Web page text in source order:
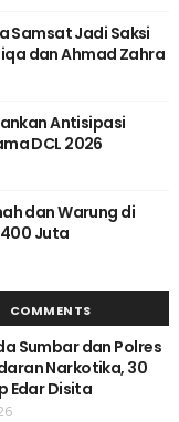
Samsat Jadi Saksi
dan Ahmad Zahra
Antisipasi
DCL 2026
dan Warung di
Juta
COMMENTS
Sumbar dan Polres
Narkotika, 30
Edar Disita